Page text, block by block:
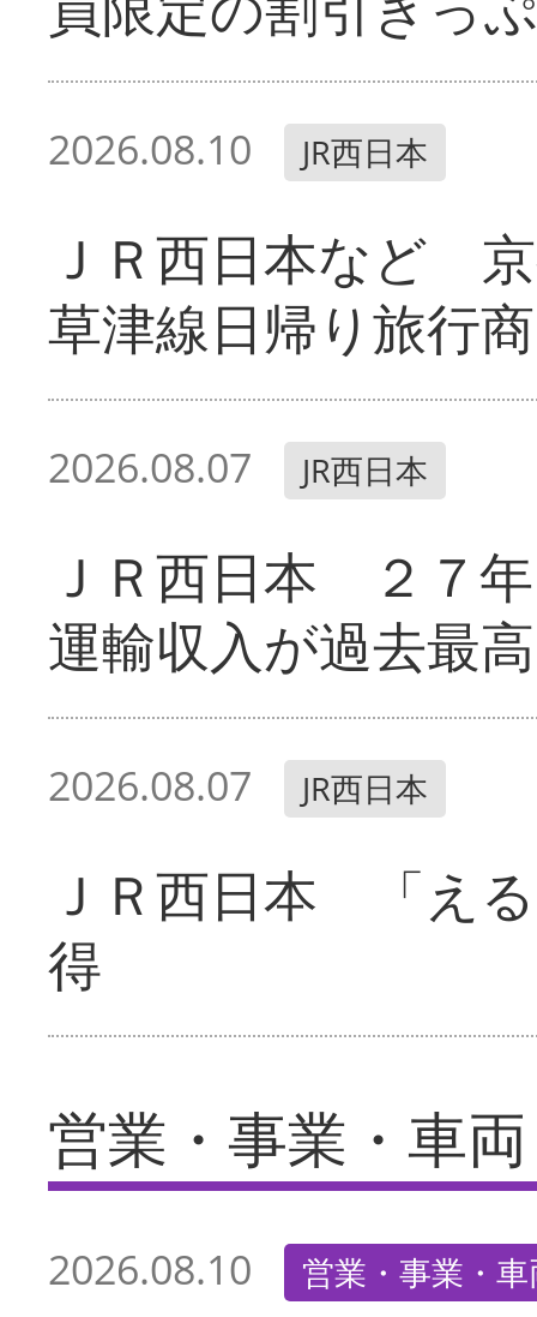
2026.08.10 JR西日本
ＪＲ西日本など
草津線日帰り旅行
2026.08.07 JR西日本
ＪＲ西日本 ２７
運輸収入が過去最高
2026.08.07 JR西日本
ＪＲ西日本 「え
得
営業・事業・車両
2026.08.10 営業・事業・